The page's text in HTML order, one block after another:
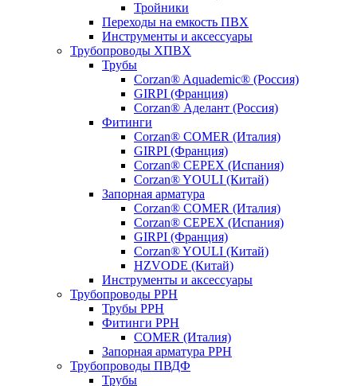
Тройники
Переходы на емкость ПВХ
Инструменты и аксессуары
Трубопроводы ХПВХ
Трубы
Corzan® Aquademic® (Россия)
GIRPI (Франция)
Corzan® Аделант (Россия)
Фитинги
Corzan® COMER (Италия)
GIRPI (Франция)
Corzan® CEPEX (Испания)
Corzan® YOULI (Китай)
Запорная арматура
Corzan® COMER (Италия)
Corzan® CEPEX (Испания)
GIRPI (Франция)
Corzan® YOULI (Китай)
HZVODE (Китай)
Инструменты и аксессуары
Трубопроводы PPH
Трубы PPH
Фитинги PPH
COMER (Италия)
Запорная арматура PPH
Трубопроводы ПВДФ
Трубы